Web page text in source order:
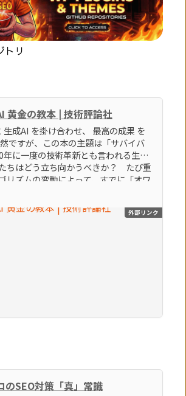
トリ
黄金の教本 | 技術評論社
生成AI を掛け合わせ、 最高の成果 を
年に一度の技術革新とも言われる生成
ちはどう立ち向かうべきか？ たび重
リズムの変動によって、すでに「オワ
われているブログやアフィリエイトサ
「生き残るための術」をテーマに、
外部リンク
のSEO対策「真」常識